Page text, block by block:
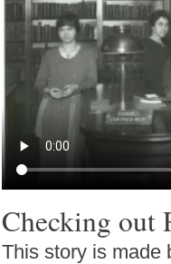
Checking out
This story is made